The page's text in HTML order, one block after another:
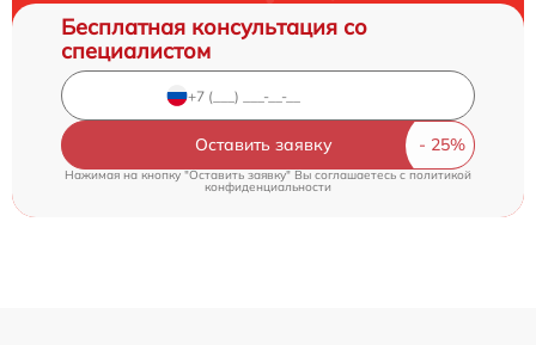
Бесплатная консультация со
специалистом
Оставить заявку
Нажимая на кнопку "Оставить заявку" Вы соглашаетесь c политикой
конфиденциальности